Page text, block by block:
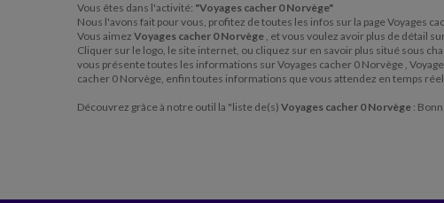
Vous êtes dans l'activité: "Voyages cacher 0 Norvège"
Nous l'avons fait pour vous, profitez de toutes les infos sur la page Voyages
Vous aimez Voyages cacher 0 Norvège , et vous voulez avoir plus de détail
Cliquer sur le logo, le site internet, ou cliquez sur en savoir plus situé sous
vous présente toutes les informations sur Voyages cacher 0 Norvège ,
cacher 0 Norvège, enfin toutes informations que vous attendez en temps
Découvrez grâce à notre outil la "liste de(s) Voyages cacher 0 Norvège :